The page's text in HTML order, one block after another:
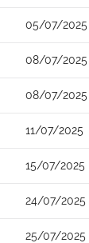
05/07/2025
08/07/2025
08/07/2025
11/07/2025
15/07/2025
24/07/2025
25/07/2025